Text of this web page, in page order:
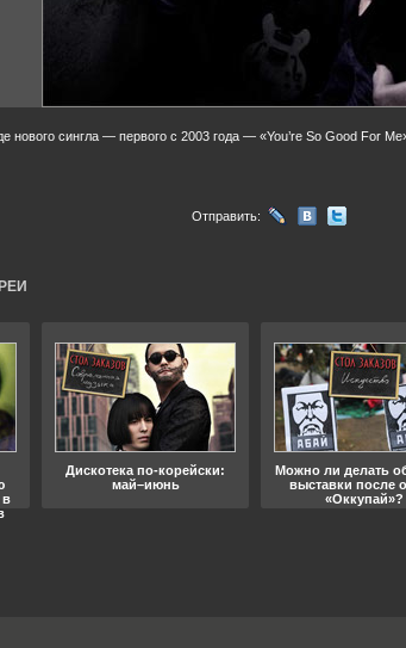
нового сингла — первого с 2003 года — «You’re So Good For
Отправить:
в
Дискотека по-корейски:
май–июнь
Можно ли делать
выставки после
«Оккупай»?